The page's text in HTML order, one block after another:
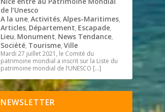
de l’Unesco
A la une,Activités,Alpes-Maritimes,
Articles, Département, Escapade,
Lieu, Monument, News Tendance,
Société, Tourisme,Ville
Mardi 27 juillet 2021, le Comité du
patrimoine mondial a inscrit sur la Liste du
patrimoine mondial de l’UNESCO […]
NEWSLETTER